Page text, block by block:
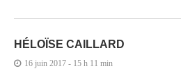
HÉLOÏSE CAILLARD
16 juin 2017 - 15 h 11 min